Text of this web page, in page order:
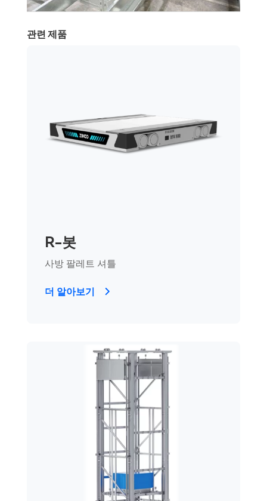
관련 제품
R-봇
사방 팔레트 셔틀
더 알아보기